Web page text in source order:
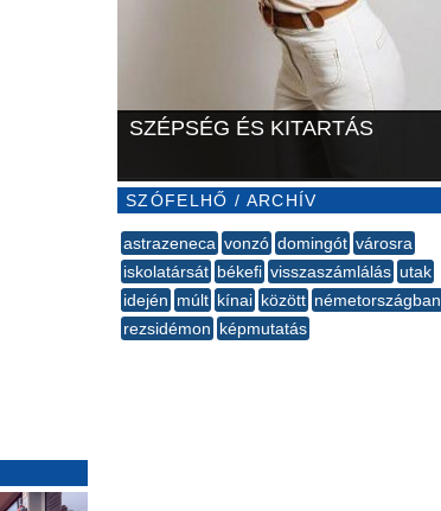
SZÉPSÉG ÉS KITARTÁS
SZÓFELHŐ / ARCHÍV
astrazeneca vonzó domingót városra
iskolatársát békefi visszaszámlálás utak
idején múlt kínai között németországban
rezsidémon képmutatás